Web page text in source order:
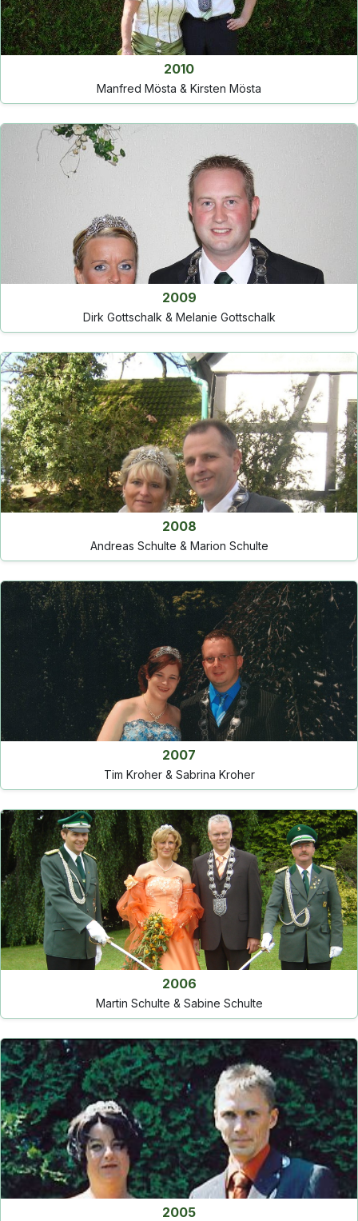
2010
Manfred Mösta & Kirsten Mösta
2009
Dirk Gottschalk & Melanie Gottschalk
2008
Andreas Schulte & Marion Schulte
2007
Tim Kroher & Sabrina Kroher
2006
Martin Schulte & Sabine Schulte
2005